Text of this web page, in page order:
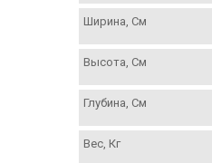
Ширина, См
Высота, См
Глубина, См
Вес, Кг